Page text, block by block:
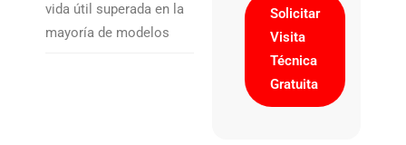
vida útil superada en la
mayoría de modelos
Solicitar
Visita
Técnica
Gratuita